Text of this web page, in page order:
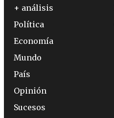
+ análisis
Política
Economía
Mundo
País
Opinión
Sucesos